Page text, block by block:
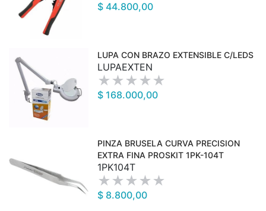
$ 44.800,00
LUPA CON BRAZO EXTENSIBLE C/LEDS
LUPAEXTEN
$ 168.000,00
PINZA BRUSELA CURVA PRECISION
EXTRA FINA PROSKIT 1PK-104T
1PK104T
$ 8.800,00